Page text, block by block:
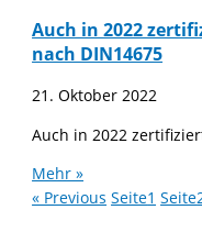
Auch in 2022
nach DIN14675
21. Oktober 2022
Auch in 2022
Mehr »
« Previous Seite1 Seite